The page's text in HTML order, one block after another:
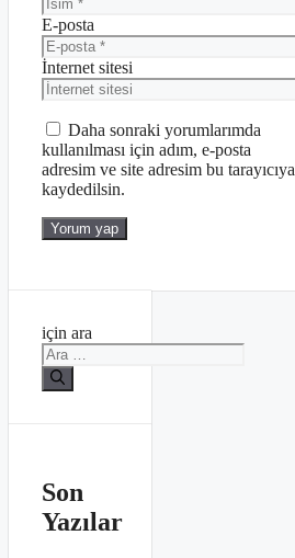
E-posta
İnternet sitesi
Daha sonraki yorumlarımda
kullanılması için adım, e-posta
adresim ve site adresim bu tarayıcıya
kaydedilsin.
için ara
Son
Yazılar